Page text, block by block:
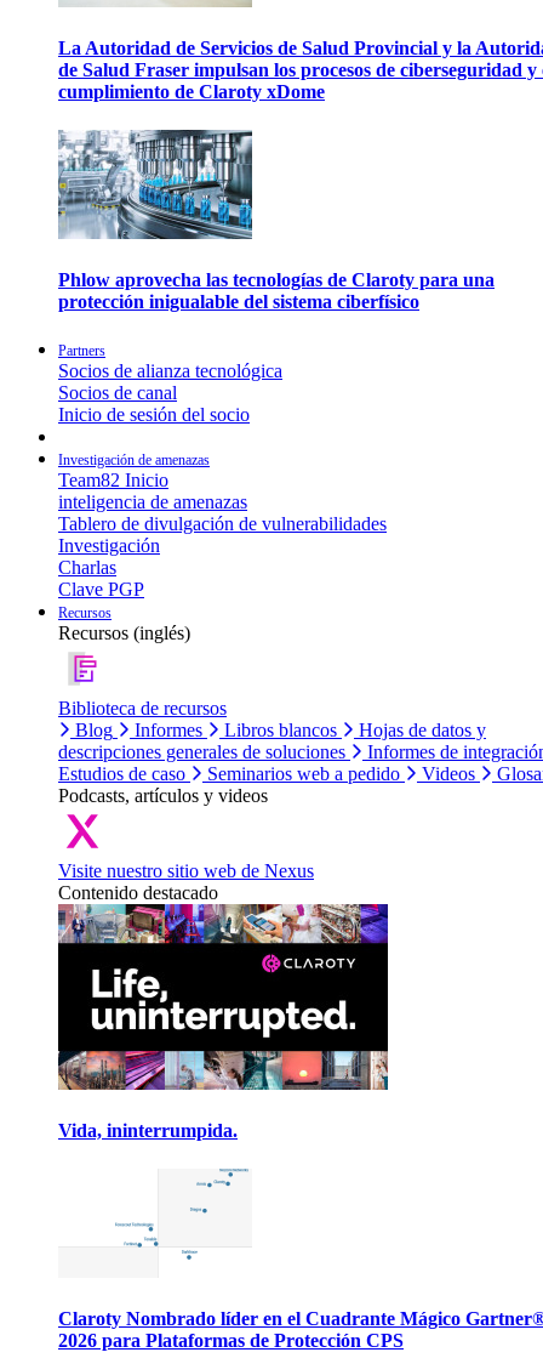
La Autoridad de Servicios de Salud Provincial y la
de Salud Fraser impulsan los procesos de ciberseguridad y
cumplimiento de Claroty xDome
Phlow aprovecha las tecnologías de Claroty para una
protección inigualable del sistema ciberfísico
Partners
Socios de alianza tecnológica
Socios de canal
Inicio de sesión del socio
Investigación de amenazas
Team82 Inicio
inteligencia de amenazas
Tablero de divulgación de vulnerabilidades
Investigación
Charlas
Clave PGP
Recursos
Recursos (inglés)
Biblioteca de recursos
Blog
Informes Libros blancos
Hojas de datos y
descripciones generales de soluciones
Informes de
Estudios de caso
Seminarios web a pedido Videos
Podcasts, artículos y videos
Visite nuestro sitio web de Nexus
Contenido destacado
Vida, ininterrumpida.
Claroty Nombrado líder en el Cuadrante Mágico
2026 para Plataformas de Protección CPS